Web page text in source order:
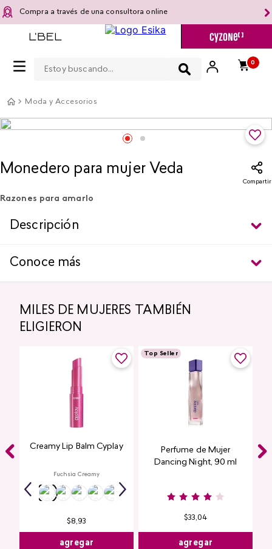
Compra a través de una consultora online
0
Moda y Accesorios
Monedero para mujer Veda
Compartir
Razones para amarlo
Descripción
Conoce más
MILES DE MUJERES TAMBIÉN
ELIGIERON
Creamy Lip Balm Cyplay
Fuchsia Creamy
$8,93
agregar
Top Seller
Perfume de Mujer
Dancing Night, 90 ml
$33,04
agregar